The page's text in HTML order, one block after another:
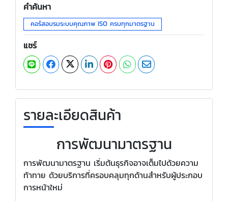
คำค้นหา
คอร์สอบรมระบบคุณภาพ ISO ครบทุกมาตรฐาน
แชร์
รายละเอียดสินค้า
การพัฒนามาตรฐาน
การพัฒนามาตรฐาน เริ่มต้นธุรกิจอาจเต็มไปด้วยความ
ท้าทาย ด้วยบริการที่ครอบคลุมทุกด้านสำหรับผู้ประกอบ
การหน้าใหม่